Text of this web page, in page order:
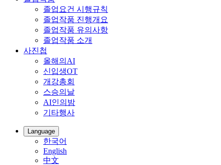
졸업요건 시행규칙
졸업작품 진행개요
졸업작품 유의사항
졸업작품 소개
사진첩
올해의AI
신입생OT
개강총회
스승의날
AI인의밤
기타행사
Language
한국어
English
中文